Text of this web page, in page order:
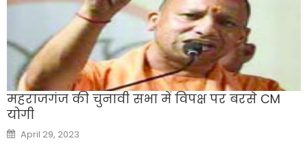
महराजगंज की चुनावी सभा में विपक्ष पर बरसे CM
योगी
Posted
on
April 29, 2023